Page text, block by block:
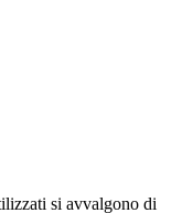
si avvalgono di